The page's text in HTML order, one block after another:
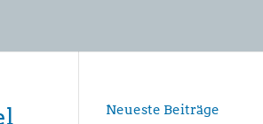
Neueste Beiträge